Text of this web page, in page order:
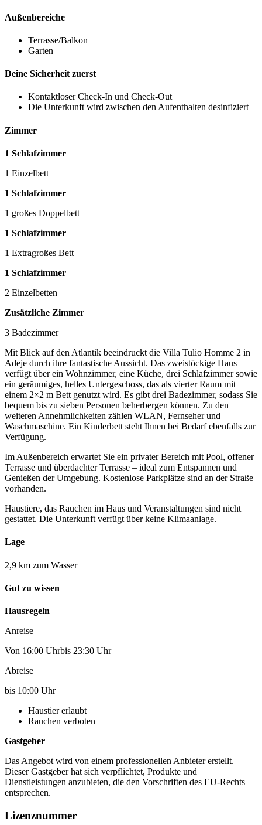
Außenbereiche
Terrasse/Balkon
Garten
Deine Sicherheit zuerst
Kontaktloser Check-In und Check-Out
Die Unterkunft wird zwischen den Aufenthalten desinfiziert
Zimmer
1 Schlafzimmer
1 Einzelbett
1 Schlafzimmer
1 großes Doppelbett
1 Schlafzimmer
1 Extragroßes Bett
1 Schlafzimmer
2 Einzelbetten
Zusätzliche Zimmer
3 Badezimmer
Mit Blick auf den Atlantik beeindruckt die Villa Tulio Homme 2 in
Adeje durch ihre fantastische Aussicht. Das zweistöckige Haus
verfügt über ein Wohnzimmer, eine Küche, drei Schlafzimmer sowie
ein geräumiges, helles Untergeschoss, das als vierter Raum mit
einem 2×2 m Bett genutzt wird. Es gibt drei Badezimmer, sodass Sie
bequem bis zu sieben Personen beherbergen können. Zu den
weiteren Annehmlichkeiten zählen WLAN, Fernseher und
Waschmaschine. Ein Kinderbett steht Ihnen bei Bedarf ebenfalls zur
Verfügung.
Im Außenbereich erwartet Sie ein privater Bereich mit Pool, offener
Terrasse und überdachter Terrasse – ideal zum Entspannen und
Genießen der Umgebung. Kostenlose Parkplätze sind an der Straße
vorhanden.
Haustiere, das Rauchen im Haus und Veranstaltungen sind nicht
gestattet. Die Unterkunft verfügt über keine Klimaanlage.
Lage
2,9 km zum Wasser
Gut zu wissen
Hausregeln
Anreise
Von 16:00 Uhrbis 23:30 Uhr
Abreise
bis 10:00 Uhr
Haustier erlaubt
Rauchen verboten
Gastgeber
Das Angebot wird von einem professionellen Anbieter erstellt.
Dieser Gastgeber hat sich verpflichtet, Produkte und
Dienstleistungen anzubieten, die den Vorschriften des EU-Rechts
entsprechen.
Lizenznummer